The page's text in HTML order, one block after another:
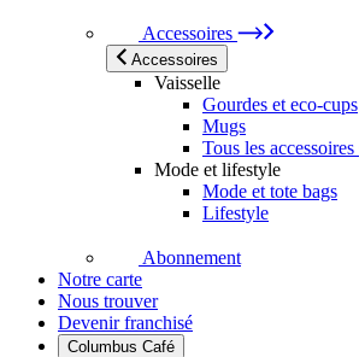
Accessoires
Accessoires
Vaisselle
Gourdes et eco-cups
Mugs
Tous les accessoires
Mode et lifestyle
Mode et tote bags
Lifestyle
Abonnement
Notre carte
Nous trouver
Devenir franchisé
Columbus Café